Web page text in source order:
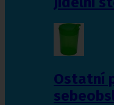
Ostatní